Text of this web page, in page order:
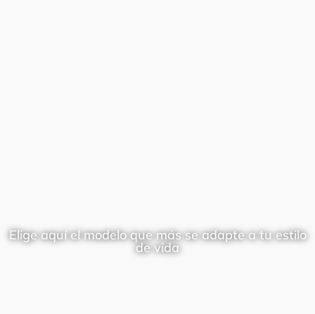
Elige aquí el modelo que más se adapte a tu estilo
de vida